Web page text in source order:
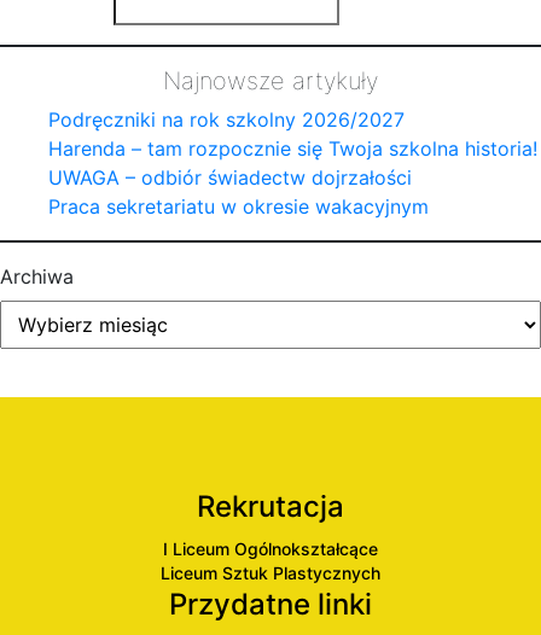
Najnowsze artykuły
Podręczniki na rok szkolny 2026/2027
Harenda – tam rozpocznie się Twoja szkolna historia!
UWAGA – odbiór świadectw dojrzałości
Praca sekretariatu w okresie wakacyjnym
Archiwa
Rekrutacja
I Liceum Ogólnokształcące
Liceum Sztuk Plastycznych
Przydatne linki